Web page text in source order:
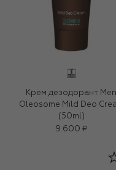
Крем дезодорант Men
Oleosome Mild Deo
(50ml)
9 600 ₽